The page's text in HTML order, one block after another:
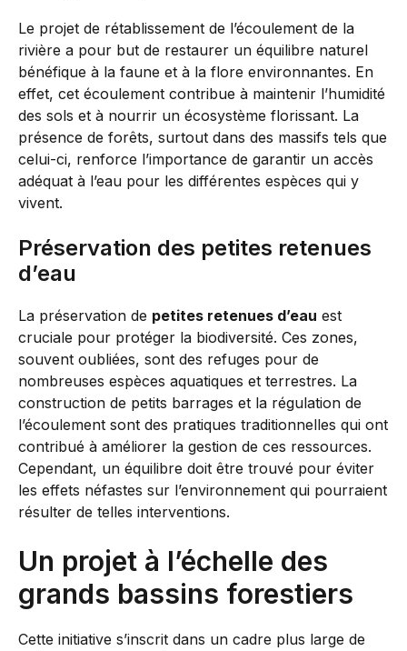
Le projet de rétablissement de l’écoulement de la
rivière a pour but de restaurer un équilibre naturel
bénéfique à la faune et à la flore environnantes. En
effet, cet écoulement contribue à maintenir l’humidité
des sols et à nourrir un écosystème florissant. La
présence de forêts, surtout dans des massifs tels que
celui-ci, renforce l’importance de garantir un accès
adéquat à l’eau pour les différentes espèces qui y
vivent.
Préservation des petites retenues
d’eau
La préservation de petites retenues d’eau est
cruciale pour protéger la biodiversité. Ces zones,
souvent oubliées, sont des refuges pour de
nombreuses espèces aquatiques et terrestres. La
construction de petits barrages et la régulation de
l’écoulement sont des pratiques traditionnelles qui ont
contribué à améliorer la gestion de ces ressources.
Cependant, un équilibre doit être trouvé pour éviter
les effets néfastes sur l’environnement qui pourraient
résulter de telles interventions.
Un projet à l’échelle des
grands bassins forestiers
Cette initiative s’inscrit dans un cadre plus large de